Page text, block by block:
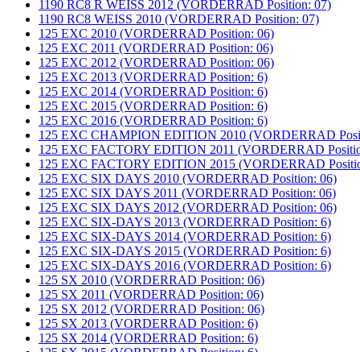
1190 RC8 R WEISS 2012 (VORDERRAD Position: 07)
1190 RC8 WEISS 2010 (VORDERRAD Position: 07)
125 EXC 2010 (VORDERRAD Position: 06)
125 EXC 2011 (VORDERRAD Position: 06)
125 EXC 2012 (VORDERRAD Position: 06)
125 EXC 2013 (VORDERRAD Position: 6)
125 EXC 2014 (VORDERRAD Position: 6)
125 EXC 2015 (VORDERRAD Position: 6)
125 EXC 2016 (VORDERRAD Position: 6)
125 EXC CHAMPION EDITION 2010 (VORDERRAD
125 EXC FACTORY EDITION 2011 (VORDERRAD
125 EXC FACTORY EDITION 2015 (VORDERRAD
125 EXC SIX DAYS 2010 (VORDERRAD Position: 06)
125 EXC SIX DAYS 2011 (VORDERRAD Position: 06)
125 EXC SIX DAYS 2012 (VORDERRAD Position: 06)
125 EXC SIX-DAYS 2013 (VORDERRAD Position: 6)
125 EXC SIX-DAYS 2014 (VORDERRAD Position: 6)
125 EXC SIX-DAYS 2015 (VORDERRAD Position: 6)
125 EXC SIX-DAYS 2016 (VORDERRAD Position: 6)
125 SX 2010 (VORDERRAD Position: 06)
125 SX 2011 (VORDERRAD Position: 06)
125 SX 2012 (VORDERRAD Position: 06)
125 SX 2013 (VORDERRAD Position: 6)
125 SX 2014 (VORDERRAD Position: 6)